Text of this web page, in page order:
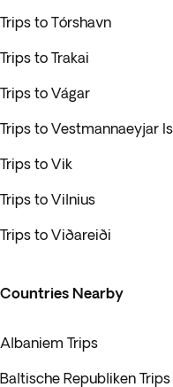
Trips to Tórshavn
Trips to Trakai
Trips to Vágar
Trips to Vestmannaeyjar
Trips to Vik
Trips to Vilnius
Trips to Viðareiði
Countries Nearby
Albaniem Trips
Baltische Republiken Trips